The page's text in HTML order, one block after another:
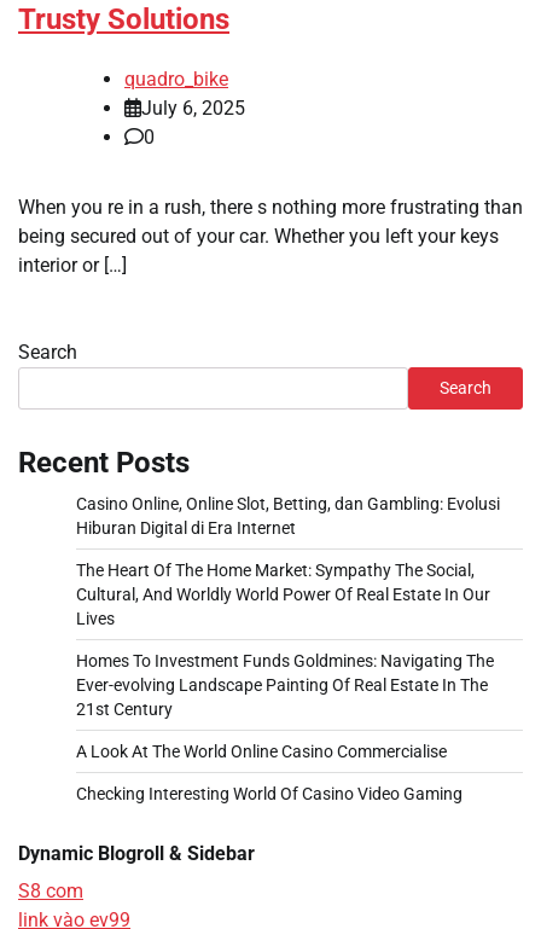
Trusty Solutions
quadro_bike
July 6, 2025
0
When you re in a rush, there s nothing more frustrating than
being secured out of your car. Whether you left your keys
interior or […]
Search
Search
Recent Posts
Casino Online, Online Slot, Betting, dan Gambling: Evolusi
Hiburan Digital di Era Internet
The Heart Of The Home Market: Sympathy The Social,
Cultural, And Worldly World Power Of Real Estate In Our
Lives
Homes To Investment Funds Goldmines: Navigating The
Ever-evolving Landscape Painting Of Real Estate In The
21st Century
A Look At The World Online Casino Commercialise
Checking Interesting World Of Casino Video Gaming
Dynamic Blogroll & Sidebar
S8 com
link vào ev99